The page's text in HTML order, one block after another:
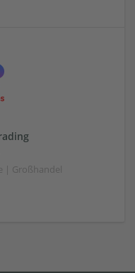
| Großhandel